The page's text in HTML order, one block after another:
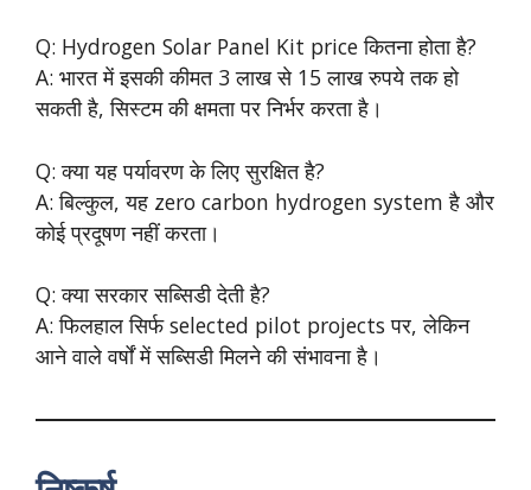
Q: Hydrogen Solar Panel Kit price कितना होता है?
A: भारत में इसकी कीमत 3 लाख से 15 लाख रुपये तक हो
सकती है, सिस्टम की क्षमता पर निर्भर करता है।
Q: क्या यह पर्यावरण के लिए सुरक्षित है?
A: बिल्कुल, यह zero carbon hydrogen system है और
कोई प्रदूषण नहीं करता।
Q: क्या सरकार सब्सिडी देती है?
A: फिलहाल सिर्फ selected pilot projects पर, लेकिन
आने वाले वर्षों में सब्सिडी मिलने की संभावना है।